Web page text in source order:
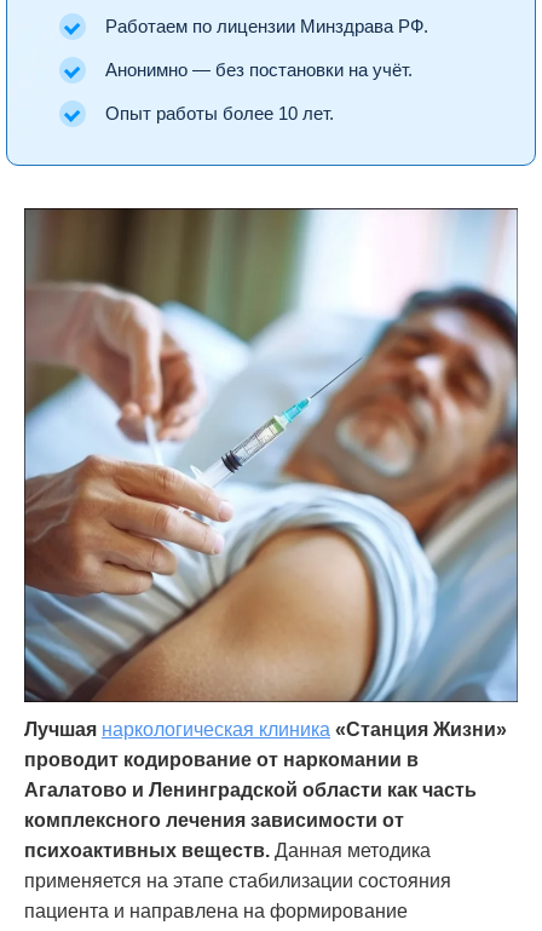
Работаем по лицензии Минздрава РФ.
Анонимно — без постановки на учёт.
Опыт работы более 10 лет.
Лучшая наркологическая клиника «Станция Жизни»
проводит кодирование от наркомании в
Агалатово и Ленинградской области как часть
комплексного лечения зависимости от
психоактивных веществ. Данная методика
применяется на этапе стабилизации состояния
пациента и направлена на формирование